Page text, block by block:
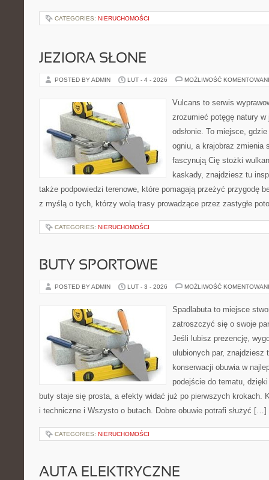
CATEGORIES: NIERUCHOMOŚCI
JEZIORA SŁONE
POSTED BY ADMIN LUT - 4 - 2026 MOŻLIWOŚĆ
Vulcans to serwis
zrozumieć potęgę natury w
odsłonie. To miejsce,
ogniu, a krajobraz zmienia
fascynują Cię stożki
kaskady, znajdziesz tu
także podpowiedzi terenowe, które pomagają przeżyć przygodę
z myślą o tych, którzy wolą trasy prowadzące przez zastygłe
CATEGORIES: NIERUCHOMOŚCI
BUTY SPORTOWE
POSTED BY ADMIN LUT - 3 - 2026 MOŻLIWOŚĆ
Spadlabuta to miejsce
zatroszczyć się o swoje
Jeśli lubisz prezencję,
ulubionych par, znajdziesz
konserwacji obuwia w
podejście do tematu,
buty staje się prosta, a efekty widać już po pierwszych krokach.
i techniczne i Wszysto o butach. Dobre obuwie potrafi służyć […]
CATEGORIES: NIERUCHOMOŚCI
AUTA ELEKTRYCZNE